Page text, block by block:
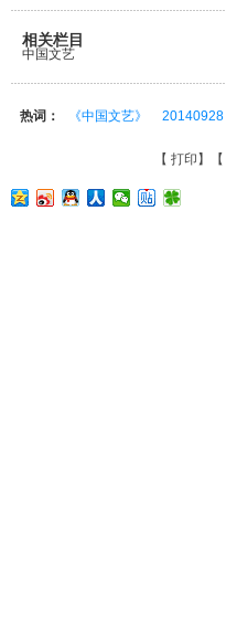
相关栏目
中国文艺
热词： 《中国文艺》 20140928
【 打印 】【